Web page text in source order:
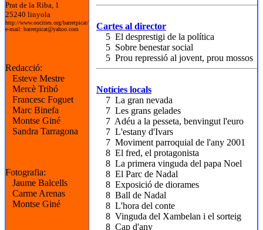
Prat de la Riba, 1
25240 linyola
http://www.oocities.org/barretpicat/
e-mail: barretpicat@yahoo.com
Redacció:
Esteve Mestre
Mercè Tribó
Francesc Foguet
Marc Binefa
Montse Giné
Sandra Tarragona
Fotografia:
Jaume Balcells
Carme Arenas
Montse Giné
Cartes al director
5 El desprestigi de la política
5 Sobre benestar social
5 Prou repressió al jovent, prou mossos
Notícies locals
7 La gran nevada
7 Les grans gelades
7 Adéu a la pesseta, benvingut l'euro
7 L'estany d'Ivars
7 Moviment parroquial de l'any 2001
8 El fred, el protagonista
8 La primera vinguda del papa Noel
8 El Parc de Nadal
8 Exposició de diorames
8 Ball de Nadal
8 L'hora del conte
8 Vinguda del Xambelan i el sorteig
8 Cap d'any